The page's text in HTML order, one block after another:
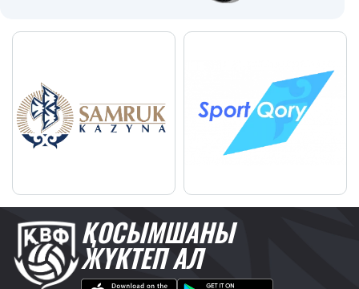
ҚОСЫМШАНЫ
ЖҮКТЕП АЛ